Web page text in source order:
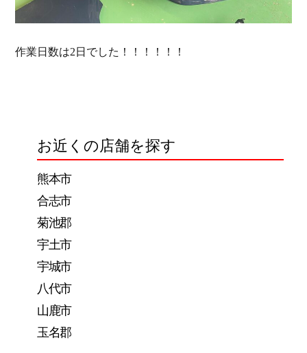
作業日数は2日でした！！！！！！
お近くの店舗を探す
熊本市
合志市
菊池郡
宇土市
宇城市
八代市
山鹿市
玉名郡